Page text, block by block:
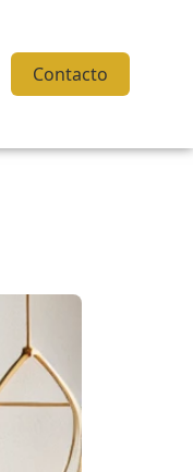
Contacto